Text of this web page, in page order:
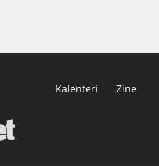
Kalenteri Zine